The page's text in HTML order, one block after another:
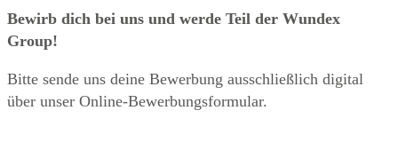
Bewirb dich bei uns und werde Teil der Wundex
Group!
Bitte sende uns deine Bewerbung ausschließlich digital
über unser Online-Bewerbungsformular.